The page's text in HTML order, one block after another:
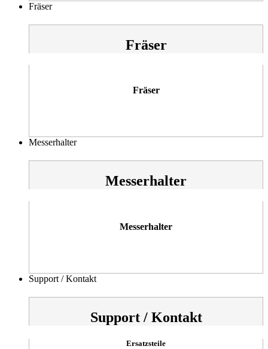
Fräser
Fräser
Fräser
Messerhalter
Messerhalter
Messerhalter
Support / Kontakt
Support / Kontakt
Ersatzsteile